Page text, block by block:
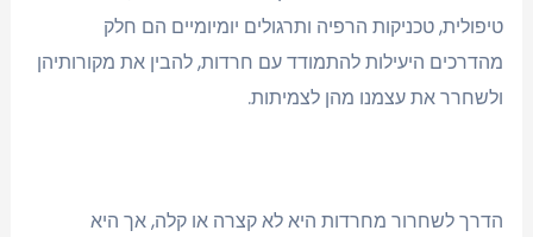
טיפולית, טכניקות הרפיה ותרגולים יומיומיים הם חלק
מהדרכים היעילות להתמודד עם חרדות, להבין את מקורותיהן
ולשחרר את עצמנו מהן לצמיתות.
הדרך לשחרור מחרדות היא לא קצרה או קלה, אך היא